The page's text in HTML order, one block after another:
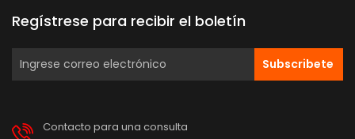
Regístrese para recibir el boletín
Subscribete
Contacto para una consulta